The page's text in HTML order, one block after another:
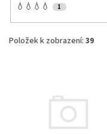
💧💧💧💧 1
Položek k zobrazení: 39